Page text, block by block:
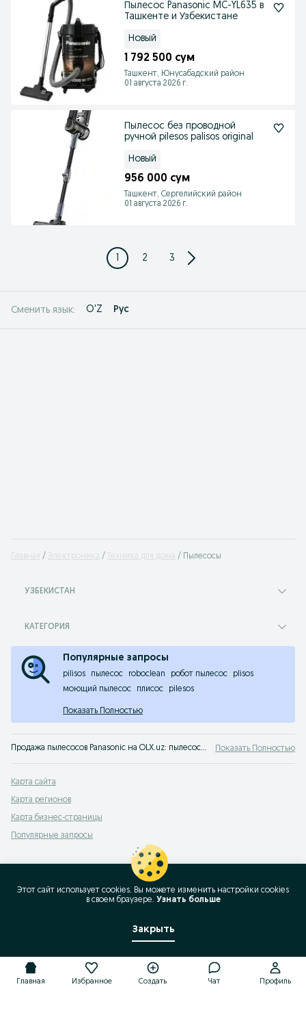
Пылесос Panasonic MC-YL635 в
Ташкенте и Узбекистане
Новый
1 792 500 сум
Ташкент, Юнусабадский район
01 августа 2026 г.
Пылесос без проводной
ручной pilesos palisos original
Новый
956 000 сум
Ташкент, Сергелийский район
01 августа 2026 г.
1 2 3
Сменить язык: O'Z Рус
Главная Электроника Техника для дома Пылесосы
УЗБЕКИСТАН
КАТЕГОРИЯ
Популярные запросы
pilisos пылесос roboclean робот пылесос
plisos
моющий пылесос
плисос pilesos
Показать Полностью
Продажа пылесосов Panasonic на OLX.uz: пылесосы бу и новая техника для дома в широком ассортименте. Ищешь выгодные цены на пылесосы Panasonic? Заходи на OLX.uz Узбекистан! Показать Полностью
Карта сайта
Карта регионов
Карта бизнес-страницы
Популярные запросы
Главная Избранное Создать Чат Профиль
Этот сайт использует cookies. Вы можете изменить настройки cookies
в своeм браузере. Узнать больше
Закрыть